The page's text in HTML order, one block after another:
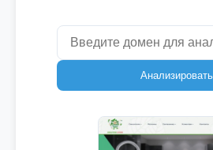
Анализировать